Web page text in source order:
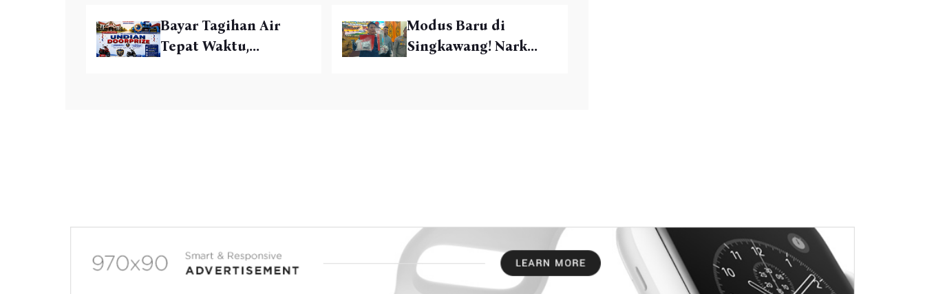
Bayar Tagihan Air
Tepat Waktu,...
Modus Baru di
Singkawang! Nark...